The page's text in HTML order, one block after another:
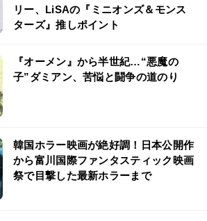
リー、LiSAの『ミニオンズ＆モンス
ターズ』推しポイント
『オーメン』から半世紀…“悪魔の
子”ダミアン、苦悩と闘争の道のり
韓国ホラー映画が絶好調！日本公開作
から富川国際ファンタスティック映画
祭で目撃した最新ホラーまで